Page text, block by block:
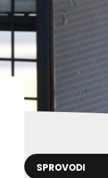
SPROVODI